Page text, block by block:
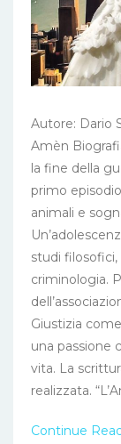
Autore: Dario
Amèn
la fine della
primo
animali e
studi
criminologia.
Giustizia
una passione
vita. La
realizzata.
Continue